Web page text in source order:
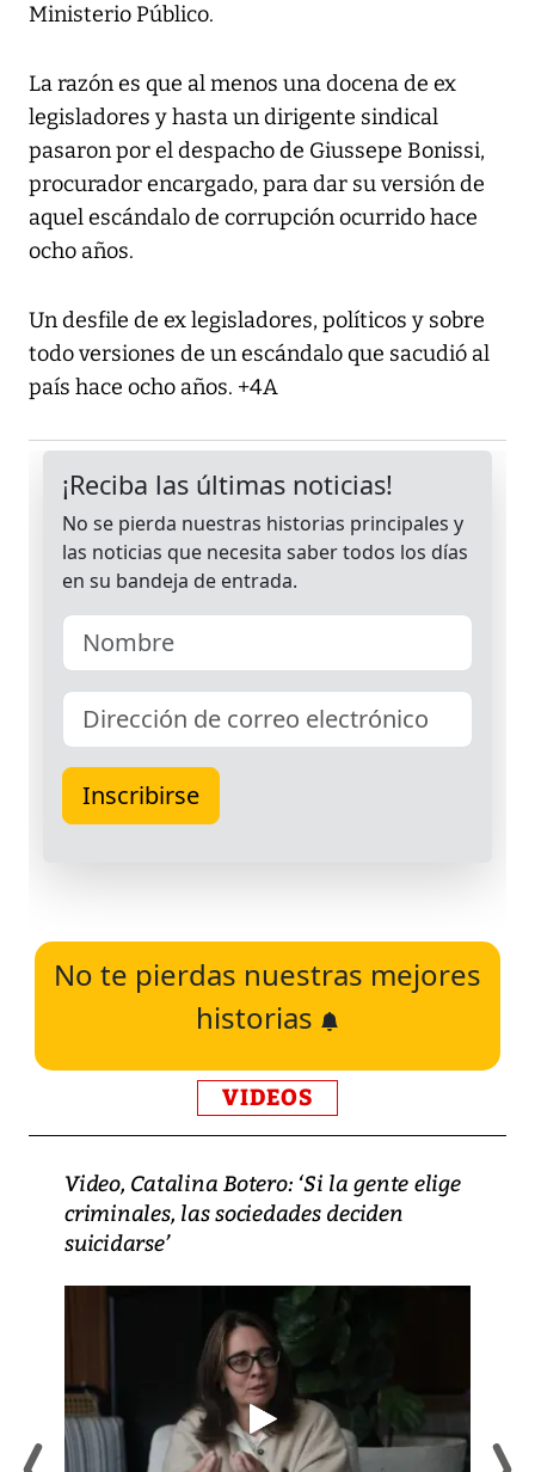
Ministerio Público.
La razón es que al menos una docena de ex
legisladores y hasta un dirigente sindical
pasaron por el despacho de Giussepe Bonissi,
procurador encargado, para dar su versión de
aquel escándalo de corrupción ocurrido hace
ocho años.
Un desfile de ex legisladores, políticos y sobre
todo versiones de un escándalo que sacudió al
país hace ocho años. +4A
No te pierdas nuestras mejores
historias
VIDEOS
Video, Catalina Botero: ‘Si la gente elige
criminales, las sociedades deciden
suicidarse’